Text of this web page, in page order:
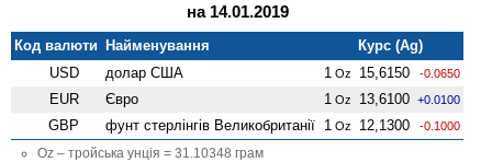
на 14.01.2019
Код валюти Найменування
Курс (Ag)
USD
долар США 1 Oz 15,6150 -0.0650
EUR Євро 1 Oz 13,6100 +0.0100
GBP фунт стерлінгів Велико­британії 1 Oz 12,1300 -0.1000
Oz – тройська унція = 31.10348 грам